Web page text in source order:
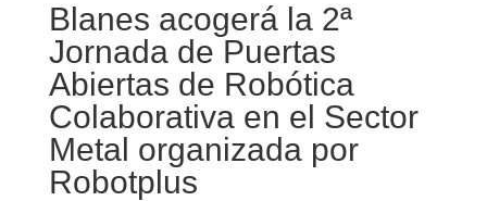
Blanes acogerá la 2ª
Jornada de Puertas
Abiertas de Robótica
Colaborativa en el Sector
Metal organizada por
Robotplus